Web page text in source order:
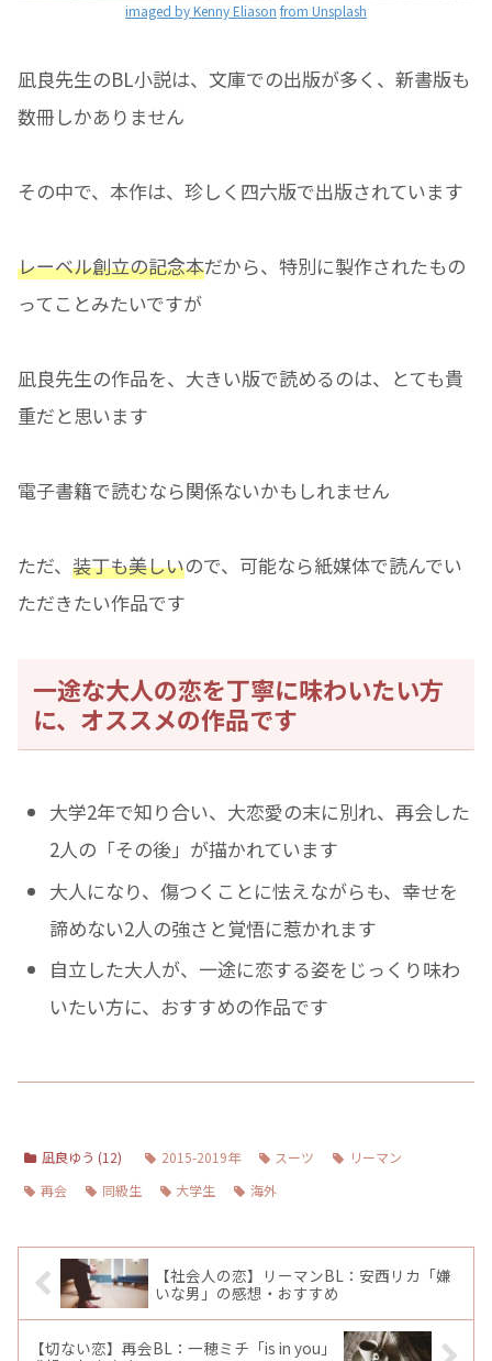
imaged by Kenny Eliason from Unsplash
凪良先生のBL小説は、文庫での出版が多く、新書版も
数冊しかありません
その中で、本作は、珍しく四六版で出版されています
レーベル創立の記念本だから、特別に製作されたもの
ってことみたいですが
凪良先生の作品を、大きい版で読めるのは、とても貴
重だと思います
電子書籍で読むなら関係ないかもしれません
ただ、 装丁も美しいので、可能なら紙媒体で読んでい
ただきたい作品です
一途な大人の恋を丁寧に味わいたい方
に、オススメの作品です
大学2年で知り合い、大恋愛の末に別れ、再会した
2人の「その後」が描かれています
大人になり、傷つくことに怯えながらも、幸せを
諦めない2人の強さと覚悟に惹かれます
自立した大人が、一途に恋する姿をじっくり味わ
いたい方に、おすすめの作品です
凪良ゆう (12) 2015-2019年 スーツ
リーマン
再会
同級生 大学生 海外
【社会人の恋】リーマンBL：安西リカ「嫌
いな男」の感想・おすすめ
【切ない恋】再会BL：一穂ミチ「is in you」